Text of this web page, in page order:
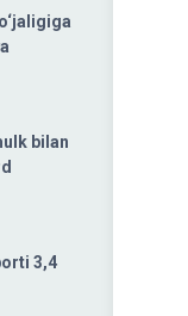
bilan
3,4